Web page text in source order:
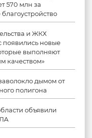
570 млн за
и ЖКХ
появились новые
выполняют
качеством»
дымом от
полигона
объявили